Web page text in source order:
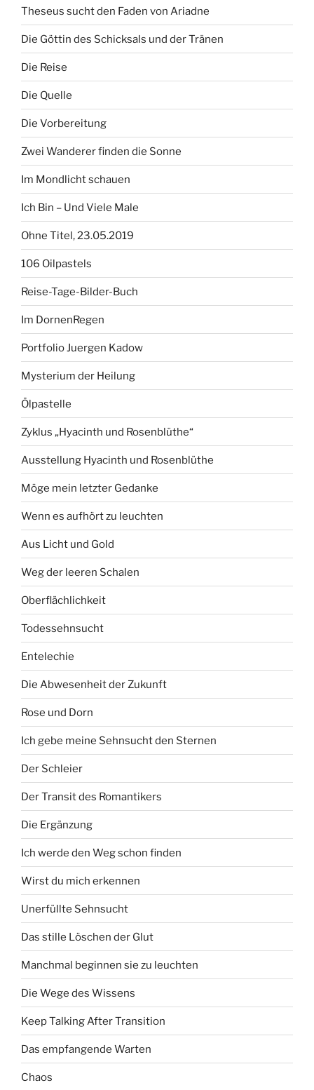
Theseus sucht den Faden von Ariadne
Die Göttin des Schicksals und der Tränen
Die Reise
Die Quelle
Die Vorbereitung
Zwei Wanderer finden die Sonne
Im Mondlicht schauen
Ich Bin – Und Viele Male
Ohne Titel, 23.05.2019
106 Oilpastels
Reise-Tage-Bilder-Buch
Im DornenRegen
Portfolio Juergen Kadow
Mysterium der Heilung
Ölpastelle
Zyklus „Hyacinth und Rosenblüthe“
Ausstellung Hyacinth und Rosenblüthe
Möge mein letzter Gedanke
Wenn es aufhört zu leuchten
Aus Licht und Gold
Weg der leeren Schalen
Oberflächlichkeit
Todessehnsucht
Entelechie
Die Abwesenheit der Zukunft
Rose und Dorn
Ich gebe meine Sehnsucht den Sternen
Der Schleier
Der Transit des Romantikers
Die Ergänzung
Ich werde den Weg schon finden
Wirst du mich erkennen
Unerfüllte Sehnsucht
Das stille Löschen der Glut
Manchmal beginnen sie zu leuchten
Die Wege des Wissens
Keep Talking After Transition
Das empfangende Warten
Chaos